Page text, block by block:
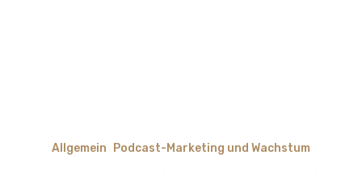
Allgemein Podcast-Marketing und Wachstum